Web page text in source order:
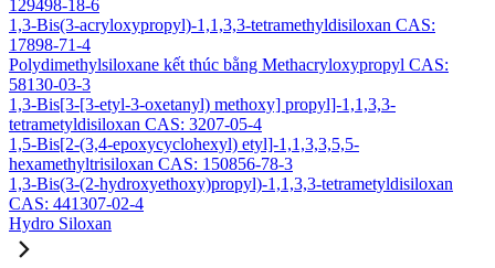
129498-18-6
1,3-Bis(3-acryloxypropyl)-1,1,3,3-tetramethyldisiloxan CAS:
17898-71-4
Polydimethylsiloxane kết thúc bằng Methacryloxypropyl CAS:
58130-03-3
1,3-Bis[3-[3-etyl-3-oxetanyl) methoxy] propyl]-1,1,3,3-
tetrametyldisiloxan CAS: 3207-05-4
1,5-Bis[2-(3,4-epoxycyclohexyl) etyl]-1,1,3,3,5,5-
hexamethyltrisiloxan CAS: 150856-78-3
1,3-Bis(3-(2-hydroxyethoxy)propyl)-1,1,3,3-tetrametyldisiloxan
CAS: 441307-02-4
Hydro Siloxan